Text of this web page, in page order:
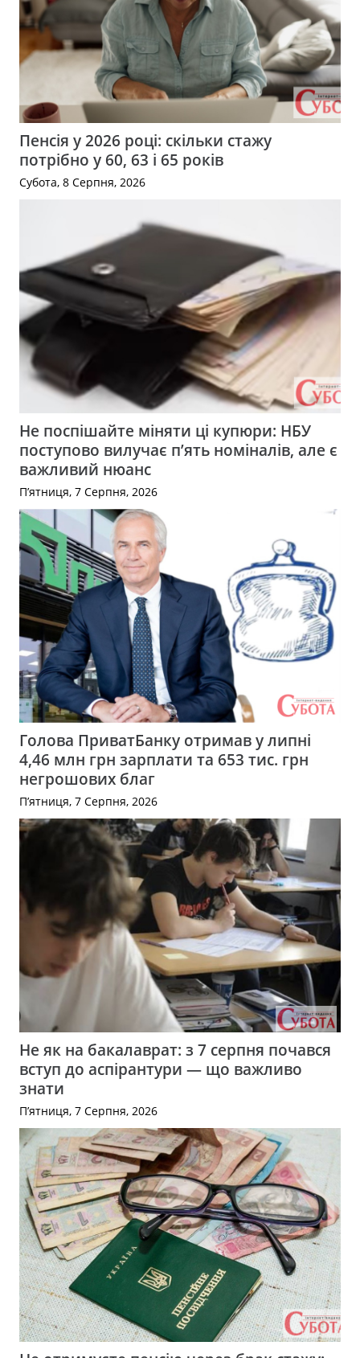
Пенсія у 2026 році: скільки стажу
потрібно у 60, 63 і 65 років
Субота, 8 Серпня, 2026
Не поспішайте міняти ці купюри: НБУ
поступово вилучає п’ять номіналів, але є
важливий нюанс
П’ятниця, 7 Серпня, 2026
Голова ПриватБанку отримав у липні
4,46 млн грн зарплати та 653 тис. грн
негрошових благ
П’ятниця, 7 Серпня, 2026
Не як на бакалаврат: з 7 серпня почався
вступ до аспірантури — що важливо
знати
П’ятниця, 7 Серпня, 2026